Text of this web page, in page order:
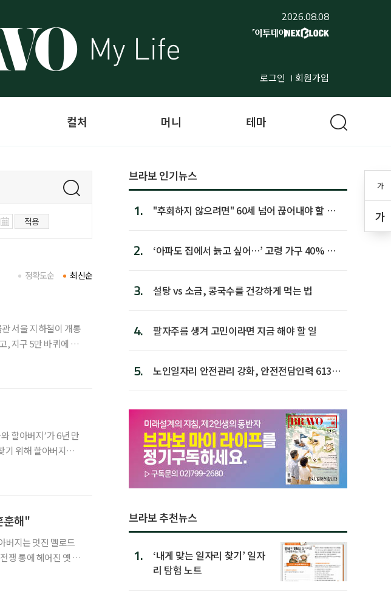
2026.08.08
로그인 회원가입
가
가
컬처 머니 테마
적용
최신순
정확도순
, 지구 5만 바퀴에 해
할아버지’가 6년 만
기 위해 할아버지와
훈해"
쟁 통에 헤어진 옛 연
브라보 인기뉴스
1.
"후회하지 않으려면" 60세 넘어 끊어내야 할 사
2.
‘아파도 집에서 늙고 싶어…’ 고령 가구 40% 노
3. 설탕 vs 소금, 콩국수를 건강하게 먹는 법
4. 팔자주름 생겨 고민이라면 지금 해야 할 일
5.
노인일자리 안전관리 강화, 안전전담인력 613명
브라보 추천뉴스
1.
‘내게 맞는 일자리 찾기’ 일자
리 탐험 노트